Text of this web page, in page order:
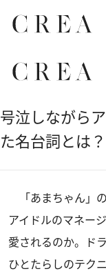
号泣しながら
た名台詞とは？
「あまちゃん」
アイドルのマネー
愛されるのか。ド
ひとたらしのテク